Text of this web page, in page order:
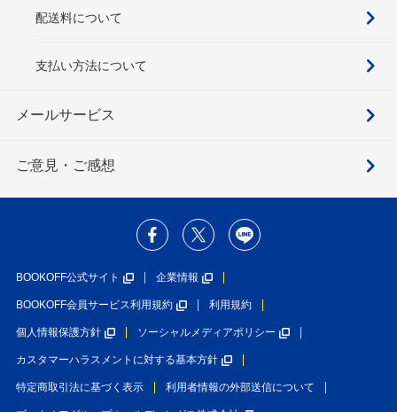
配送料について
支払い方法について
メールサービス
ご意見・ご感想
BOOKOFF公式サイト 企業情報
BOOKOFF会員サービス利用規約 利用規約
個人情報保護方針 ソーシャルメディアポリシー
カスタマーハラスメントに対する基本方針
特定商取引法に基づく表示 利用者情報の外部送信について